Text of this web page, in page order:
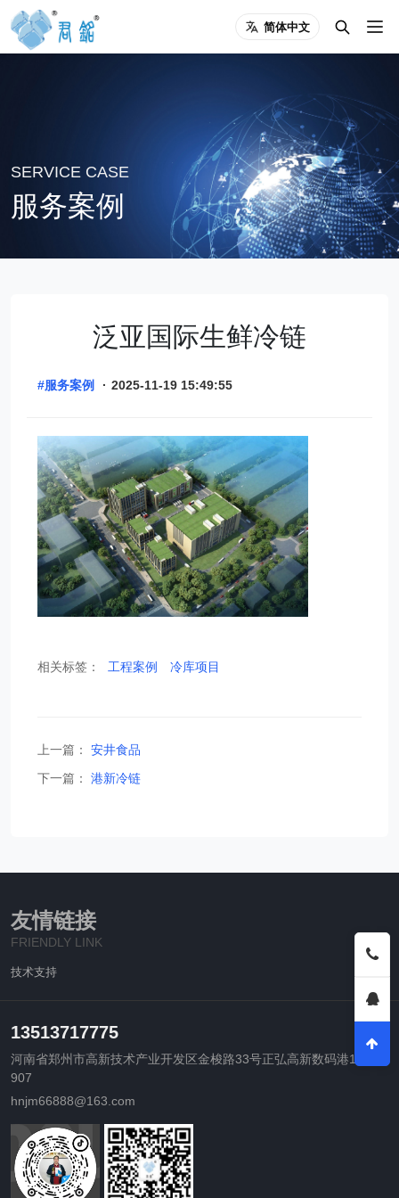
简体中文
SERVICE CASE
服务案例
泛亚国际生鲜冷链
#服务案例 · 2025-11-19 15:49:55
相关标签： 工程案例 冷库项目
上一篇：
安井食品
下一篇：
港新冷链
友情链接
FRIENDLY LINK
技术支持
13513717775
河南省郑州市高新技术产业开发区金梭路33号正弘高新数码港14-
907
hnjm66888@163.com